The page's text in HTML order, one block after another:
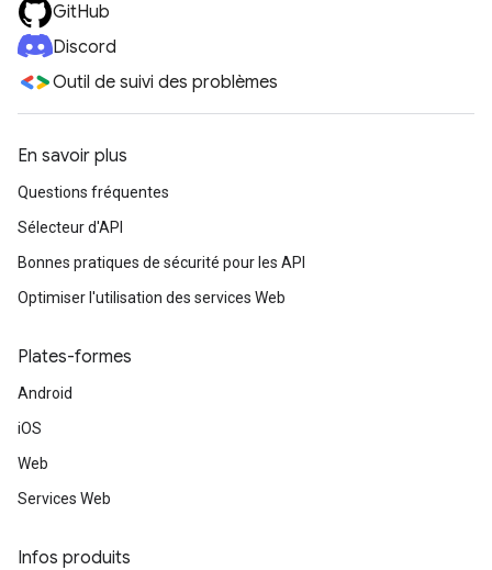
GitHub
Discord
Outil de suivi des problèmes
En savoir plus
Questions fréquentes
Sélecteur d'API
Bonnes pratiques de sécurité pour les API
Optimiser l'utilisation des services Web
Plates-formes
Android
iOS
Web
Services Web
Infos produits